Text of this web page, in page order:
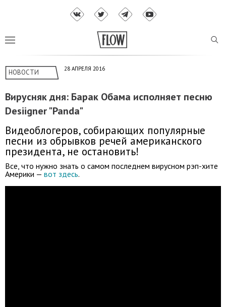
НОВОСТИ 28 АПРЕЛЯ 2016
Вирусняк дня: Барак Обама исполняет песню
Desiigner "Panda"
Видеоблогеров, собирающих популярные
песни из обрывков речей американского
президента, не остановить!
Все, что нужно знать о самом последнем вирусном рэп-хите
Америки — вот здесь.